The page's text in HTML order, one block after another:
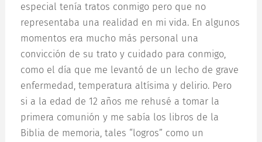
especial tenía tratos conmigo pero que no
representaba una realidad en mi vida. En algunos
momentos era mucho más personal una
convicción de su trato y cuidado para conmigo,
como el día que me levantó de un lecho de grave
enfermedad, temperatura altísima y delirio. Pero
si a la edad de 12 años me rehusé a tomar la
primera comunión y me sabía los libros de la
Biblia de memoria, tales “logros” como un